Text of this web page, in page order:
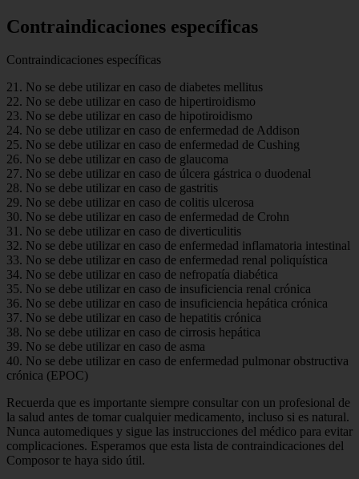
Contraindicaciones específicas
Contraindicaciones específicas
21. No se debe utilizar en caso de diabetes mellitus
22. No se debe utilizar en caso de hipertiroidismo
23. No se debe utilizar en caso de hipotiroidismo
24. No se debe utilizar en caso de enfermedad de Addison
25. No se debe utilizar en caso de enfermedad de Cushing
26. No se debe utilizar en caso de glaucoma
27. No se debe utilizar en caso de úlcera gástrica o duodenal
28. No se debe utilizar en caso de gastritis
29. No se debe utilizar en caso de colitis ulcerosa
30. No se debe utilizar en caso de enfermedad de Crohn
31. No se debe utilizar en caso de diverticulitis
32. No se debe utilizar en caso de enfermedad inflamatoria intestinal
33. No se debe utilizar en caso de enfermedad renal poliquística
34. No se debe utilizar en caso de nefropatía diabética
35. No se debe utilizar en caso de insuficiencia renal crónica
36. No se debe utilizar en caso de insuficiencia hepática crónica
37. No se debe utilizar en caso de hepatitis crónica
38. No se debe utilizar en caso de cirrosis hepática
39. No se debe utilizar en caso de asma
40. No se debe utilizar en caso de enfermedad pulmonar obstructiva
crónica (EPOC)
Recuerda que es importante siempre consultar con un profesional de
la salud antes de tomar cualquier medicamento, incluso si es natural.
Nunca automediques y sigue las instrucciones del médico para evitar
complicaciones. Esperamos que esta lista de contraindicaciones del
Composor te haya sido útil.